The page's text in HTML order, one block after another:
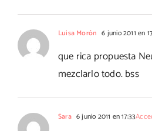
Luisa Morón 6 junio 2011 en
que rica propuesta
mezclarlo todo. bss
Sara 6 junio 2011 en 17:33